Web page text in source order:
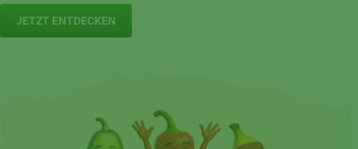
JETZT ENTDECKEN